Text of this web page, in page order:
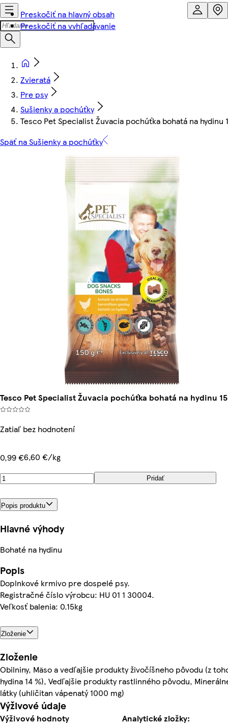
Preskočiť na hlavný obsah
Preskočiť na vyhľadávanie
Zvieratá
Pre psy
Sušienky a pochúťky
Tesco Pet Specialist Žuvacia pochúťka bohatá na hydinu
Späť na Sušienky a pochúťky
Tesco Pet Specialist Žuvacia pochúťka bohatá na hydinu
Zatiaľ bez hodnotení
0,99 €6,60 €/kg
Pridať
Popis produktu
Hlavné výhody
Bohaté na hydinu
Popis
Doplnkové krmivo pre dospelé psy.
Registračné číslo výrobcu: HU 01 1 30004.
Veľkosť balenia: 0.15kg
Zloženie
Zloženie
Obilniny, Mäso a vedľajšie produkty živočíšneho pôvodu (z
hydina 14 %), Vedľajšie produkty rastlinného pôvodu,
látky (uhličitan vápenatý 1000 mg)
Výživové údaje
Výživové hodnoty
Analytické zložky: